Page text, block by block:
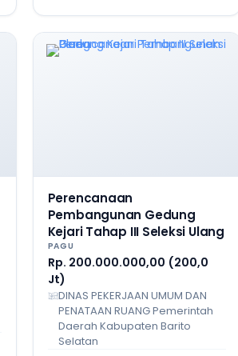
Perencanaan
Pembangunan Gedung
Kejari Tahap III Seleksi Ulang
PAGU
Rp. 200.000.000,00 (200,0
Jt)
DINAS PEKERJAAN UMUM DAN
PENATAAN RUANG Pemerintah
Daerah Kabupaten Barito
Selatan